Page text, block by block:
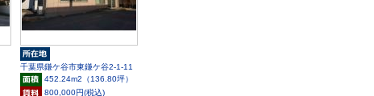
千葉県鎌ケ谷市東鎌ケ谷2-1-11
452.24m2 （136.80坪）
800,000円(税込)